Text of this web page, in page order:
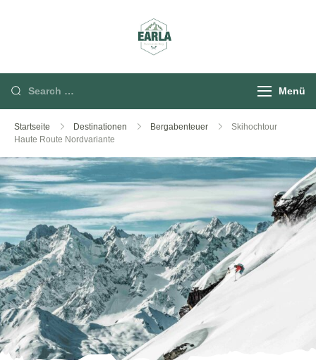
Menü
Startseite Destinationen Bergabenteuer
Skihochtour
Haute Route Nordvariante